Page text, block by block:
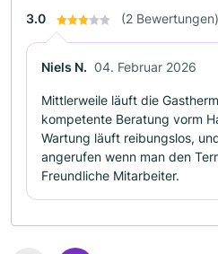
3.0 (2 Bewertungen)
Niels N. 04. Februar 2026
Mittlerweile läuft die
kompetente Beratung vorm
Wartung läuft reibungslos,
angerufen wenn man den
Freundliche Mitarbeiter.